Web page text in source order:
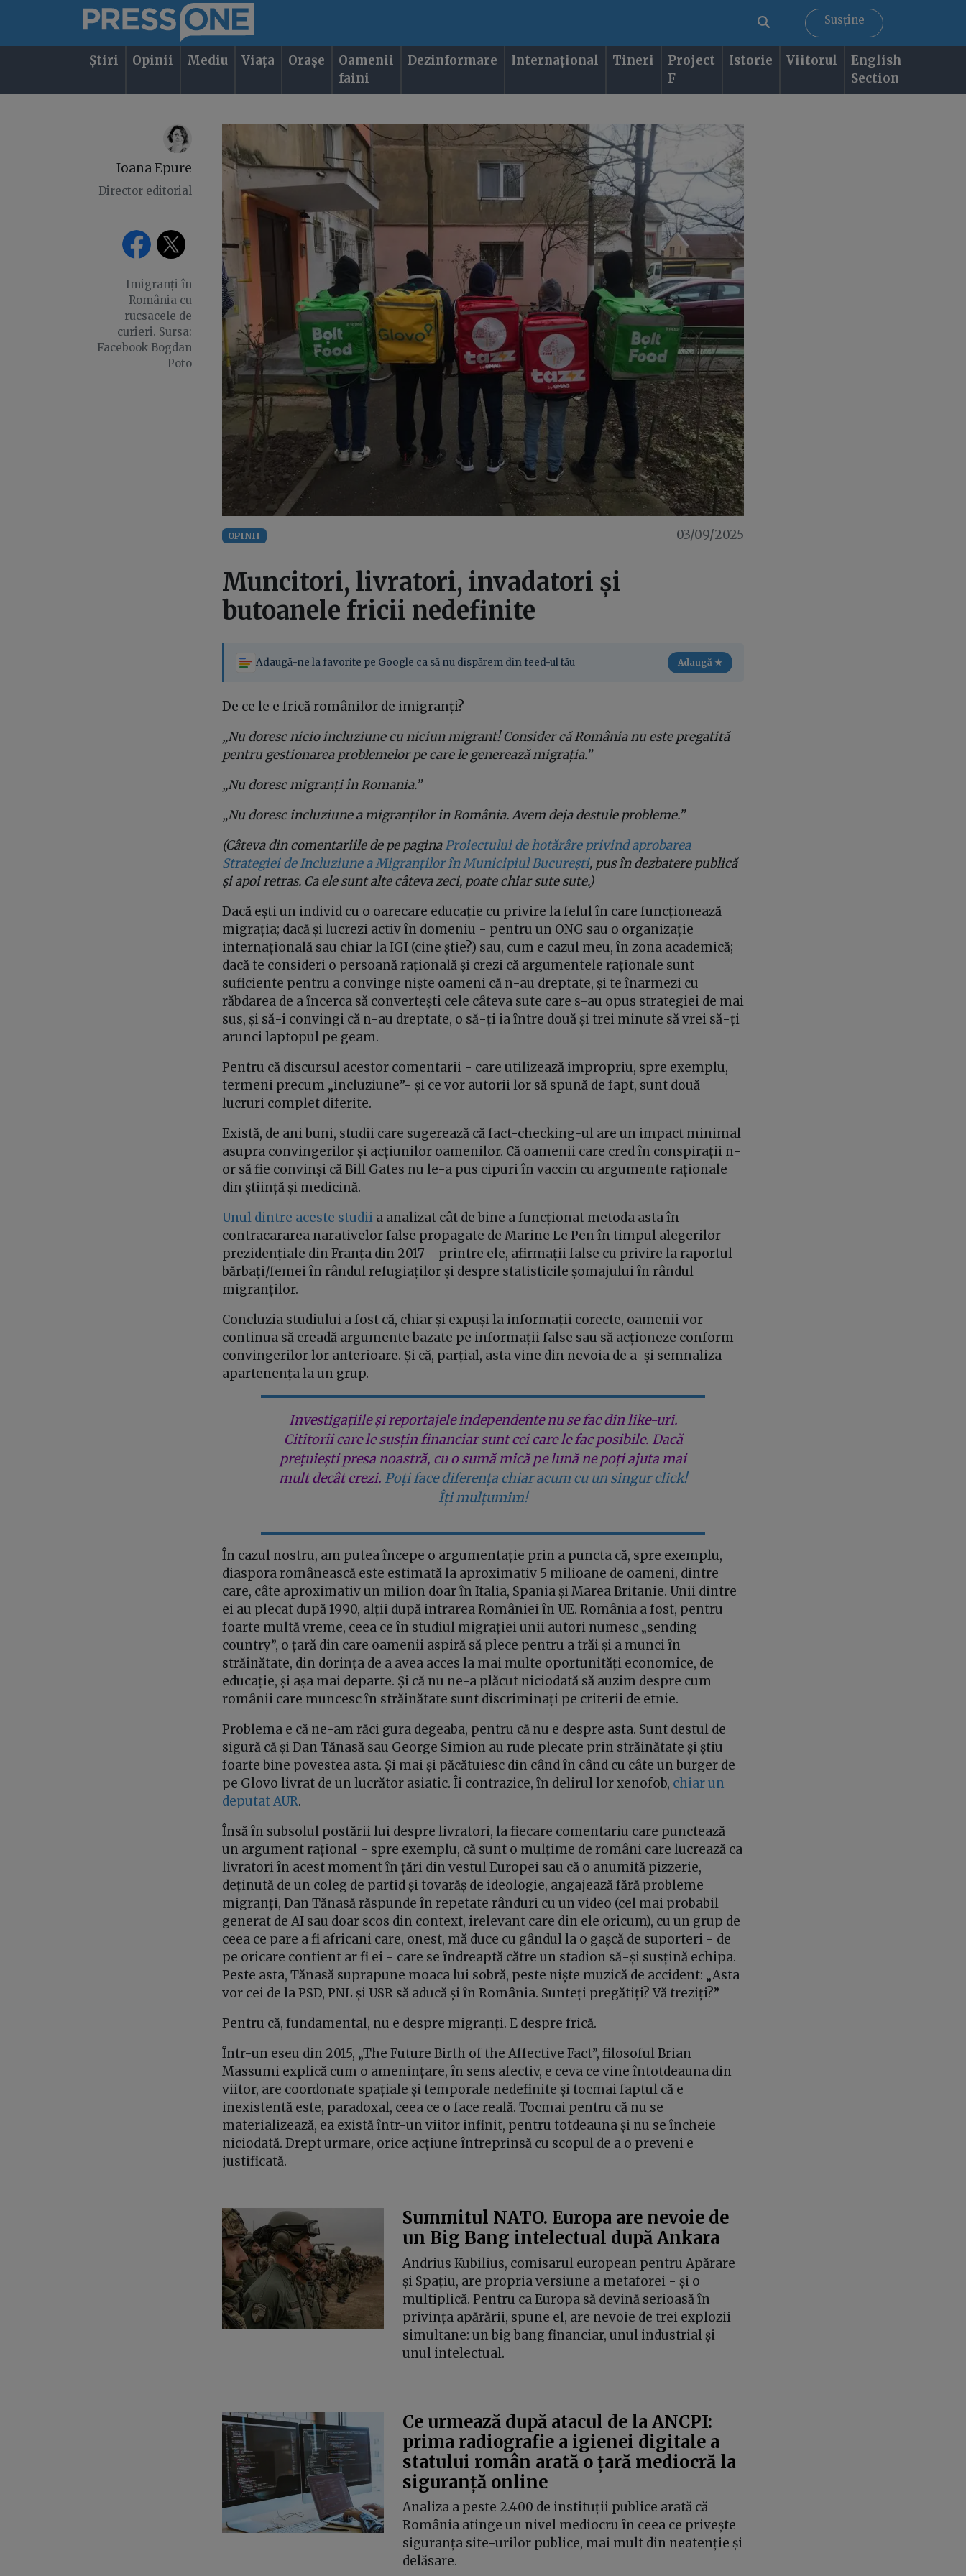
Susține
Știri Opinii Mediu Viața Orașe
Oamenii
faini
Dezinformare Internațional Tineri
Project
F
Istorie Viitorul
English
Section
Ioana Epure
Director editorial
Imigranți în
România cu
rucsacele de
curieri. Sursa:
Facebook Bogdan
Poto
OPINII 03/09/2025
Muncitori, livratori, invadatori și
butoanele fricii nedefinite
Adaugă-ne la favorite pe Google ca să nu dispărem din feed-ul tău Adaugă ★
De ce le e frică românilor de imigranți?
„Nu doresc nicio incluziune cu niciun migrant! Consider că România nu este pregatită
pentru gestionarea problemelor pe care le generează migrația.”
„Nu doresc migranți în Romania.”
„Nu doresc incluziune a migranților in România. Avem deja destule probleme.”
(Câteva din comentariile de pe paginaProiectului de hotărâre privind aprobarea
Strategiei de Incluziune a Migranților în Municipiul București, pus în dezbatere publică
și apoi retras. Ca ele sunt alte câteva zeci, poate chiar sute sute.)
Dacă ești un individ cu o oarecare educație cu privire la felul în care funcționează
migrația; dacă și lucrezi activ în domeniu - pentru un ONG sau o organizație
internațională sau chiar la IGI (cine știe?) sau, cum e cazul meu, în zona academică;
dacă te consideri o persoană rațională și crezi că argumentele raționale sunt
suficiente pentru a convinge niște oameni că n-au dreptate, și te înarmezi cu
răbdarea de a încerca să convertești cele câteva sute care s-au opus strategiei de mai
sus, și să-i convingi că n-au dreptate, o să-ți ia între două și trei minute să vrei să-ți
arunci laptopul pe geam.
Pentru că discursul acestor comentarii - care utilizează impropriu, spre exemplu,
termeni precum „incluziune”- și ce vor autorii lor să spună de fapt, sunt două
lucruri complet diferite.
Există, de ani buni, studii care sugerează că fact-checking-ul are un impact minimal
asupra convingerilor și acțiunilor oamenilor. Că oamenii care cred în conspirații n-
or să fie convinși că Bill Gates nu le-a pus cipuri în vaccin cu argumente raționale
din știință și medicină.
Unul dintre aceste studii a analizat cât de bine a funcționat metoda asta în
contracararea narativelor false propagate de Marine Le Pen în timpul alegerilor
prezidențiale din Franța din 2017 - printre ele, afirmații false cu privire la raportul
bărbați/femei în rândul refugiaților și despre statisticile șomajului în rândul
migranților.
Concluzia studiului a fost că, chiar și expuși la informații corecte, oamenii vor
continua să creadă argumente bazate pe informații false sau să acționeze conform
convingerilor lor anterioare. Și că, parțial, asta vine din nevoia de a-și semnaliza
apartenența la un grup.
Investigațiile și reportajele independente nu se fac din like-uri.
Cititorii care le susțin financiar sunt cei care le fac posibile. Dacă
prețuiești presa noastră, cu o sumă mică pe lună ne poți ajuta mai
mult decât crezi. Poți face diferența chiar acum cu un singur click!
Îți mulțumim!
În cazul nostru, am putea începe o argumentație prin a puncta că, spre exemplu,
diaspora românească este estimată la aproximativ 5 milioane de oameni, dintre
care, câte aproximativ un milion doar în Italia, Spania și Marea Britanie. Unii dintre
ei au plecat după 1990, alții după intrarea României în UE. România a fost, pentru
foarte multă vreme, ceea ce în studiul migrației unii autori numesc „sending
country”, o țară din care oamenii aspiră să plece pentru a trăi și a munci în
străinătate, din dorința de a avea acces la mai multe oportunități economice, de
educație, și așa mai departe. Și că nu ne-a plăcut niciodată să auzim despre cum
românii care muncesc în străinătate sunt discriminați pe criterii de etnie.
Problema e că ne-am răci gura degeaba, pentru că nu e despre asta. Sunt destul de
sigură că și Dan Tănasă sau George Simion au rude plecate prin străinătate și știu
foarte bine povestea asta. Și mai și păcătuiesc din când în când cu câte un burger de
pe Glovo livrat de un lucrător asiatic. Îi contrazice, în delirul lor xenofob, chiar un
deputat AUR.
Însă în subsolul postării lui despre livratori, la fiecare comentariu care punctează
un argument rațional - spre exemplu, că sunt o mulțime de români care lucrează ca
livratori în acest moment în țări din vestul Europei sau că o anumită pizzerie,
deținută de un coleg de partid și tovarăș de ideologie, angajează fără probleme
migranți, Dan Tănasă răspunde în repetate rânduri cu un video (cel mai probabil
generat de AI sau doar scos din context, irelevant care din ele oricum), cu un grup de
ceea ce pare a fi africani care, onest, mă duce cu gândul la o gașcă de suporteri - de
pe oricare contient ar fi ei - care se îndreaptă către un stadion să-și susțină echipa.
Peste asta, Tănasă suprapune moaca lui sobră, peste niște muzică de accident: „Asta
vor cei de la PSD, PNL și USR să aducă și în România. Sunteți pregătiți? Vă treziți?”
Pentru că, fundamental, nu e despre migranți. E despre frică.
Într-un eseu din 2015, „The Future Birth of the Affective Fact”, filosoful Brian
Massumi explică cum o amenințare, în sens afectiv, e ceva ce vine întotdeauna din
viitor, are coordonate spațiale și temporale nedefinite și tocmai faptul că e
inexistentă este, paradoxal, ceea ce o face reală. Tocmai pentru că nu se
materializează, ea există într-un viitor infinit, pentru totdeauna și nu se încheie
niciodată. Drept urmare, orice acțiune întreprinsă cu scopul de a o preveni e
justificată.
Summitul NATO. Europa are nevoie de
un Big Bang intelectual după Ankara
Andrius Kubilius, comisarul european pentru Apărare
și Spațiu, are propria versiune a metaforei - și o
multiplică. Pentru ca Europa să devină serioasă în
privința apărării, spune el, are nevoie de trei explozii
simultane: un big bang financiar, unul industrial și
unul intelectual.
Ce urmează după atacul de la ANCPI:
prima radiografie a igienei digitale a
statului român arată o țară mediocră la
siguranță online
Analiza a peste 2.400 de instituții publice arată că
România atinge un nivel mediocru în ceea ce privește
siguranța site-urilor publice, mai mult din neatenție și
delăsare.